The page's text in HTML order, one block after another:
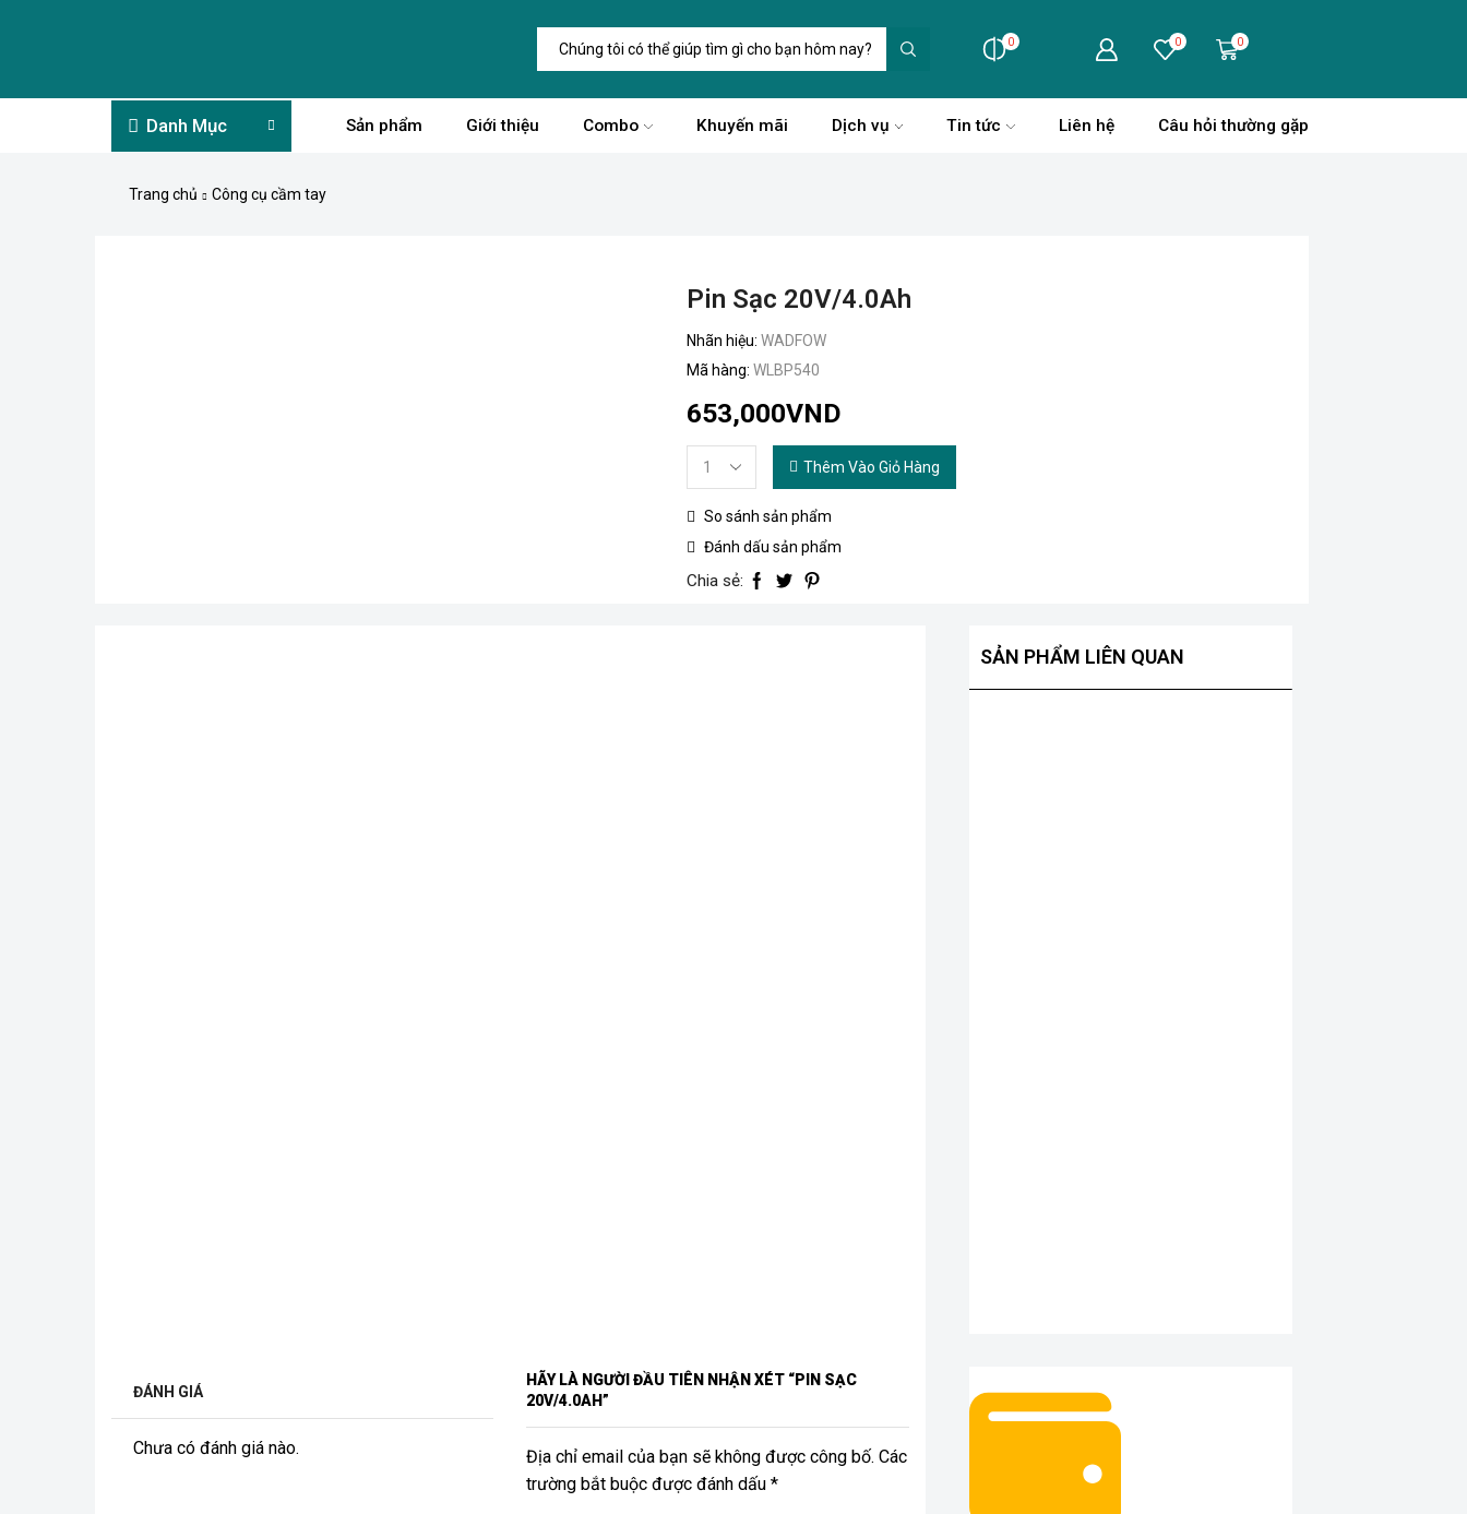
Trường
kiếm
0 0 0
Danh Mục Sản phẩm Giới thiệu Combo Khuyến mãi Dịch vụ Tin tức Liên hệ Câu hỏi thường gặp
Trang chủ Công cụ cầm tay
Pin Sạc 20V/4.0Ah
Nhãn hiệu: WADFOW
Mã hàng: WLBP540
653,000VND
Pin
20V/4.0Ah
số
Thêm Vào Giỏ Hàng
So sánh sản phẩm
Đánh dấu sản phẩm
Chia sẻ:
ĐÁNH GIÁ
Chưa có đánh giá nào.
HÃY LÀ NGƯỜI ĐẦU TIÊN NHẬN XÉT “PIN SẠC
20V/4.0AH”
Địa chỉ email của bạn sẽ không được công bố. Các
trường bắt buộc được đánh dấu *
SẢN PHẨM LIÊN QUAN